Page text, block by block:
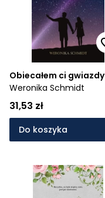
Cena rosnąco
Cena malejąco
Od najnowszych
Od najstarszych
Obiecałem ci gwiazdy
Weronika Schmidt
31,53 zł
Do koszyka